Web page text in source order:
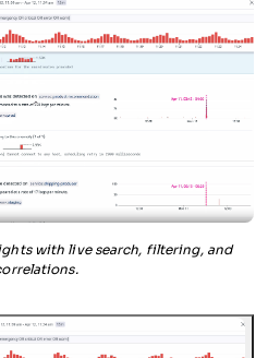
with live search, filtering, and